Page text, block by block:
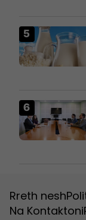
Rreth nesh
Na Kontaktoni